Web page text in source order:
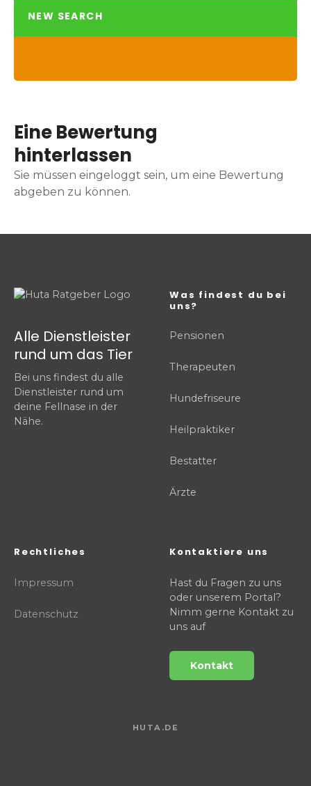
NEW SEARCH
Eine Bewertung
hinterlassen
Sie müssen eingeloggt sein, um eine Bewertung
abgeben zu können.
Alle Dienstleister
rund um das Tier
Bei uns findest du alle
Dienstleister rund um
deine Fellnase in der
Nähe.
Was findest du bei
uns?
Pensionen
Therapeuten
Hundefriseure
Heilpraktiker
Bestatter
Ärzte
Rechtliches
Impressum
Datenschutz
Kontaktiere uns
Hast du Fragen zu uns
oder unserem Portal?
Nimm gerne Kontakt zu
uns auf
Kontakt
HUTA.DE